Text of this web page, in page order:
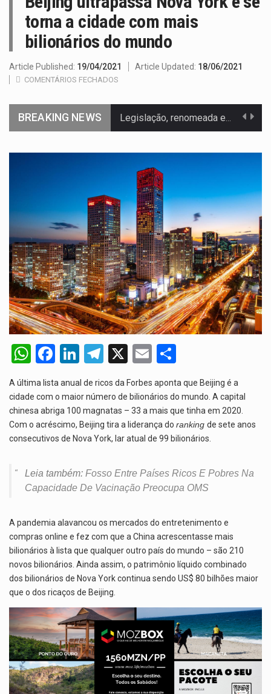
torna a cidade com mais
bilionários do mundo
Article Published: 19/04/2021 Article Updated: 18/06/2021
COMENTÁRIOS FECHADOS
BREAKING NEWS
A final coloca frente a frente duas equipas que chegaram…
Segundo as autoridades canadianas, mais de 200 incêndios florestais continuam…
De acordo com as autoridades de saúde da Faixa de…
A polícia moçambicana anunciou a detenção de mais um suspeito…
W
at
s
A
p
F
ce
b
o
k
Li
n
ke
dI
n
T
e
gr
a
m
X
E
ail ar
e
A última lista anual de ricos da Forbes aponta que Beijing é a
cidade com o maior número de bilionários do mundo. A capital
chinesa abriga 100 magnatas – 33 a mais que tinha em 2020.
Com o acréscimo, Beijing tira a liderança do ranking de sete anos
consecutivos de Nova York, lar atual de 99 bilionários.
Leia também: Fosso Entre Países Ricos E Pobres Na
Capacidade De Vacinação Preocupa OMS
A pandemia alavancou os mercados do entretenimento e
compras online e fez com que a China acrescentasse mais
bilionários à lista que qualquer outro país do mundo – são 210
novos bilionários. Ainda assim, o patrimônio líquido combinado
dos bilionários de Nova York continua sendo US$ 80 bilhões maior
que o dos ricaços de Beijing.